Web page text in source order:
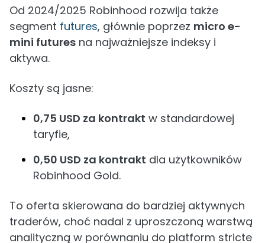
Od 2024/2025 Robinhood rozwija także
segment futures, głównie poprzez micro e-
mini futures na najważniejsze indeksy i
aktywa.
Koszty są jasne:
0,75 USD za kontrakt w standardowej
taryfie,
0,50 USD za kontrakt dla użytkowników
Robinhood Gold.
To oferta skierowana do bardziej aktywnych
traderów, choć nadal z uproszczoną warstwą
analityczną w porównaniu do platform stricte